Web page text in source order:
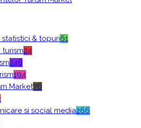
& topuri61
24
248
194
Market76
si social media266